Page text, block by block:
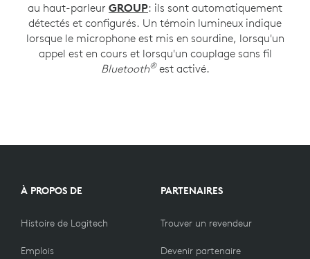
au haut-parleur GROUP: ils sont automatiquement
détectés et configurés. Un témoin lumineux indique
lorsque le microphone est mis en sourdine, lorsqu'un
appel est en cours et lorsqu'un couplage sans fil
Bluetooth®est activé.
À PROPOS DE
Histoire de Logitech
Emplois
PARTENAIRES
Trouver un revendeur
Devenir partenaire